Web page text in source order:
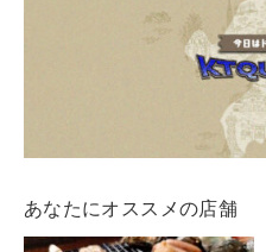
あなたにオススメの店舗